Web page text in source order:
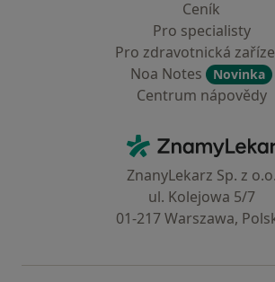
Ceník
Pro specialisty
Pro zdravotnická
Noa Notes
Novinka
Centrum nápovědy
ZnamyLekar -
ZnanyLekarz Sp. z o.o.
ul. Kolejowa 5/7
01-217 Warszawa,